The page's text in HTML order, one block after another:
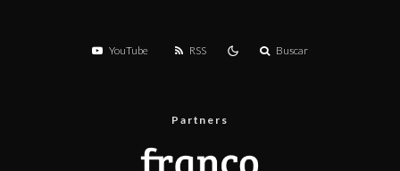
YouTube RSS Buscar
Partners